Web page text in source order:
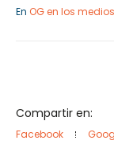
En OG en los medios
Compartir en:
Facebook